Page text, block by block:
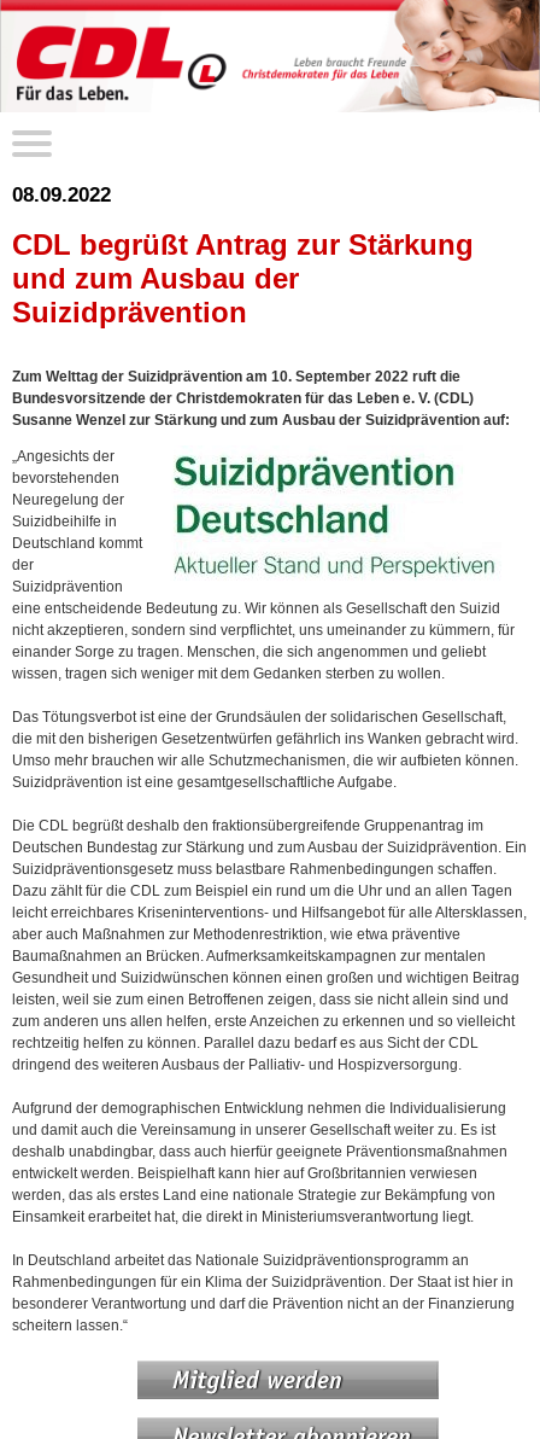
08.09.2022
CDL begrüßt Antrag zur Stärkung
und zum Ausbau der
Suizidprävention
Zum Welttag der Suizidprävention am 10. September 2022 ruft die
Bundesvorsitzende der Christdemokraten für das Leben e. V. (CDL)
Susanne Wenzel zur Stärkung und zum Ausbau der Suizidprävention auf:
„Angesichts der
bevorstehenden
Neuregelung der
Suizidbeihilfe in
Deutschland kommt
der
Suizidprävention
eine entscheidende Bedeutung zu. Wir können als Gesellschaft den Suizid
nicht akzeptieren, sondern sind verpflichtet, uns umeinander zu kümmern, für
einander Sorge zu tragen. Menschen, die sich angenommen und geliebt
wissen, tragen sich weniger mit dem Gedanken sterben zu wollen.
Das Tötungsverbot ist eine der Grundsäulen der solidarischen Gesellschaft,
die mit den bisherigen Gesetzentwürfen gefährlich ins Wanken gebracht wird.
Umso mehr brauchen wir alle Schutzmechanismen, die wir aufbieten können.
Suizidprävention ist eine gesamtgesellschaftliche Aufgabe.
Die CDL begrüßt deshalb den fraktionsübergreifende Gruppenantrag im
Deutschen Bundestag zur Stärkung und zum Ausbau der Suizidprävention. Ein
Suizidpräventionsgesetz muss belastbare Rahmenbedingungen schaffen.
Dazu zählt für die CDL zum Beispiel ein rund um die Uhr und an allen Tagen
leicht erreichbares Kriseninterventions- und Hilfsangebot für alle Altersklassen,
aber auch Maßnahmen zur Methodenrestriktion, wie etwa präventive
Baumaßnahmen an Brücken. Aufmerksamkeitskampagnen zur mentalen
Gesundheit und Suizidwünschen können einen großen und wichtigen Beitrag
leisten, weil sie zum einen Betroffenen zeigen, dass sie nicht allein sind und
zum anderen uns allen helfen, erste Anzeichen zu erkennen und so vielleicht
rechtzeitig helfen zu können. Parallel dazu bedarf es aus Sicht der CDL
dringend des weiteren Ausbaus der Palliativ- und Hospizversorgung.
Aufgrund der demographischen Entwicklung nehmen die Individualisierung
und damit auch die Vereinsamung in unserer Gesellschaft weiter zu. Es ist
deshalb unabdingbar, dass auch hierfür geeignete Präventionsmaßnahmen
entwickelt werden. Beispielhaft kann hier auf Großbritannien verwiesen
werden, das als erstes Land eine nationale Strategie zur Bekämpfung von
Einsamkeit erarbeitet hat, die direkt in Ministeriumsverantwortung liegt.
In Deutschland arbeitet das Nationale Suizidpräventionsprogramm an
Rahmenbedingungen für ein Klima der Suizidprävention. Der Staat ist hier in
besonderer Verantwortung und darf die Prävention nicht an der Finanzierung
scheitern lassen.“